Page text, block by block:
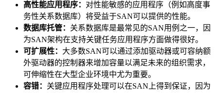
高性能应用程序： 对性能敏感的应用程序（例如高度事
务性关系数据库）将受益于SAN可以提供的性能。
数据库托管： 关系数据库是最常见的SAN用例之一，因
为SAN架构在支持关键任务应用程序方面做得很好。
可扩展性： 大多数SAN可以通过添加驱动器或可容纳额
外驱动器的控制器来增加容量以满足未来的组织需求，
可伸缩性在大型企业环境中尤为重要。
容错： 关键应用程序处理可以在SAN上得到保证，因为